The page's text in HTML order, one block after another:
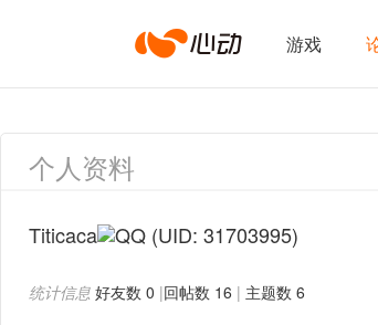
心
动
络
游戏
个人资料
Titicaca (UID: 31703995)
统计信息 好友数 0 |回帖数 16 | 主题数 6